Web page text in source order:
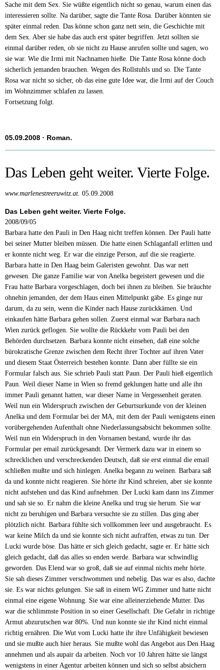
Sache mit dem Sex. Sie wüßte eigentlich nicht so genau, warum einen das
interessieren sollte. Na darüber, sagte die Tante Rosa. Darüber könnten sie
später einmal reden. Das könne schon ganz nett sein, die Geschichte mit
dem Sex. Aber sie habe das auch erst später begriffen. Jetzt sollten sie
einmal darüber reden, ob sie nicht zu Hause anrufen sollte und sagen, wo
sie war. Wie die Irmi mit Nachnamen hieße. Die Tante Rosa könne doch
sicherlich jemanden brauchen. Wegen des Rollstuhls und so. Die Tante
Rosa war nicht so sicher, ob das eine gute Idee war, die Irmi auf der Couch
im Wohnzimmer schlafen zu lassen.
Fortsetzung folgt.
05.09.2008 · Roman.
Das Leben geht weiter. Vierte Folge.
www.marlenestreeruwitz.at. 05.09.2008
Das Leben geht weiter. Vierte Folge.
2008/09/05
Barbara hatte den Pauli in Den Haag nicht treffen können. Der Pauli hatte
bei seiner Mutter bleiben müssen. Die hatte einen Schlaganfall erlitten und
er konnte nicht weg. Er war die einzige Person, auf die sie reagierte.
Barbara hatte in Den Haag beim Galeristen gewohnt. Das war nett
gewesen. Die ganze Familie war von Anelka begeistert gewesen und die
Frau hatte Barbara vorgeschlagen, doch bei ihnen zu bleiben. Sie bräuchte
ohnehin jemanden, der dem Haus einen Mittelpunkt gäbe. Es ginge nur
darum, da zu sein, wenn die Kinder nach Hause zurückkämen. Und
einkaufen hätte Barbara gehen sollen. Zuerst einmal war Barbara nach
Wien zurück geflogen. Sie wollte die Rückkehr vom Pauli bei den
Behörden durchsetzen. Barbara konnte nicht einsehen, daß eine solche
bürokratische Grenze zwischen dem Recht ihrer Tochter auf ihren Vater
und diesem Staat Österreich bestehen konnte. Dann aber füllte sie ein
Formular falsch aus. Sie schrieb Pauli statt Paun. Der Pauli hieß eigentlich
Paun. Weil dieser Name in Wien so fremd geklungen hatte und alle ihn
immer Pauli genannt hatten, war dieser Name in Vergessenheit geraten.
Weil nun ein Widerspruch zwischen der Geburtsurkunde von der kleinen
Anelka und dem Formular bei der MA, mit dem der Pauli wenigstens einen
vorübergehenden Aufenthalt ohne Niederlassungsabsicht bekommen sollte.
Weil nun ein Widerspruch in den Vornamen bestand, wurde ihr das
Formular per email zurückgesandt. Der Vermerk dazu war in einem so
schrecklichen und verschreckenden Deutsch, daß sie erst einmal die email
schließen mußte und sich hinlegen. Anelka begann zu weinen. Barbara saß
da und konnte nicht reagieren. Sie hörte ihr Kind schreien, aber sie konnte
nicht aufstehen und das Kind aufnehmen. Der Lucki kam dann ins Zimmer
und sah sie so. Er nahm die kleine Anelka und trug sie herum. Sie war
nicht zu beruhigen und Barbara versuchte sie zu stillen. Das ging aber
plötzlich nicht. Barbara fühlte sich vollkommen leer und ausgebraucht. Es
war keine Milch da und sie konnte sich nicht aufraffen, etwas zu tun. Der
Lucki wurde böse. Das hätte er sich gleich gedacht, sagte er. Er hätte sich
gleich gedacht, daß das alles so enden werde. Barbara war schwindlig
geworden. Das Elend war so groß, daß sie auf einmal nichts mehr hörte.
Sie sah dieses Zimmer verschwommen und nebelig. Das war es also, dachte
sie. Es war nichts gelungen. Sie saß in einem WG Zimmer und hatte nicht
einmal eine eigene Wohnung. Sie war eine alleinerziehende Mutter. Das
war die schlimmste Position in so einer Gesellschaft. Die Gefahr in richtige
Armut abzurutschen war 80%. Und nun konnte sie ihr Kind nicht einmal
richtig ernähren. Die Wut vom Lucki hatte ihr ihre Unfähigkeit bewiesen
und sie mußte auch hier heraus. Sie mußte wohl das Angebot aus Den Haag
annehmen und als aupair da arbeiten. Noch vor 10 Jahren hätte sie längst
wenigstens in einer Agentur arbeiten können und sich so selbst absichern